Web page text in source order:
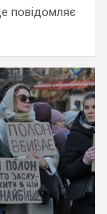
повідомляє